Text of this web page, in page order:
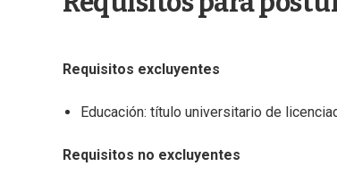
Requisitos excluyentes
Educación: título universitario de
Requisitos no excluyentes